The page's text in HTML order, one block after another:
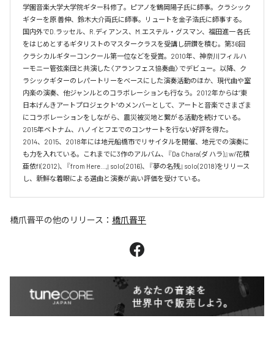
学園音楽大学大学院ギター科修了。ピアノを鶴岡陽子氏に師事。クラシック
ギターを原 善伸、鈴木大介両氏に師事。リュートを金子浩氏に師事する。
国内外でD.ラッセル、R.ディアンス、M.エステル・グスマン、福田進一 各氏
をはじめとするギタリストのマスタークラスを受講し研鑽を積む。第36回
クラシカルギターコンクール第一位などを受賞。2010年、神奈川フィルハ
ーモニー管弦楽団と共演した〈アランフェス協奏曲〉でデビュー。以降、ク
ラシックギターのレパートリーをベースにした演奏活動のほか、現代曲や室
内楽の演奏、他ジャンルとのコラボレーションも行なう。2012年からは“東
日本げんきアートプロジェクト”のメンバーとして、アートと音楽でさまざま
にコラボレーションをしながら、震災被災地と繋がる活動を続けている。
2015年ベトナム、ハノイとフエでのコンサートを行ない好評を得た。
2014、2015、2018年には地元船橋市でリサイタルを開催、地元での演奏に
も力を入れている。これまでに3作のアルバム、『Da Chara(ダ ハラ)』w/花積
亜依fl(2012)、『from Here...』solo(2016)、『夢の名残』solo(2018)をリリース
し、新鮮な着眼による選曲と演奏が高い評価を受けている。
橋爪晋平の他のリリース： 橋爪晋平